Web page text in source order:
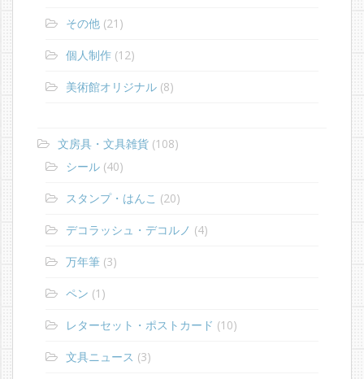
その他 (21)
個人制作 (12)
美術館オリジナル (8)
文房具・文具雑貨 (108)
シール (40)
スタンプ・はんこ (20)
デコラッシュ・デコルノ (4)
万年筆 (3)
ペン (1)
レターセット・ポストカード (10)
文具ニュース (3)